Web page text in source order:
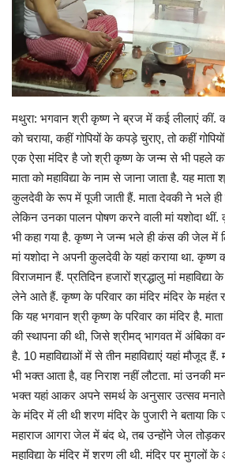
अजब गज़ब
टीवी
मथुरा: भगवान श्री कृष्ण ने ब्रज में कई लीलाएं कीं.
को चराया, कहीं गोपियों के कपड़े चुराए, तो कहीं
एक ऐसा मंदिर है जो श्री कृष्ण के जन्म से भी पहले
माता को महाविद्या के नाम से जाना जाता है. यह माता
कुलदेवी के रूप में पूजी जाती हैं. माता देवकी ने भले ही
लेकिन उनका पालन पोषण करने वाली मां यशोदा थीं.
भी कहा गया है. कृष्ण ने जन्म भले ही कंस की जेल में
मां यशोदा ने अपनी कुलदेवी के यहां कराया था.
विराजमान हैं. प्रतिदिन हजारों श्रद्धालु मां
लेने आते हैं. कृष्ण के परिवार का मंदिर मंदिर के महंत
कि यह भगवान श्री कृष्ण के परिवार का मंदिर है.
की स्थापना की थी, जिसे श्रीमद् भागवत में अंबिका
है. 10 महाविद्याओं में से तीन महाविद्याएं यहां मौजूद हैं.
भी भक्त आता है, वह निराश नहीं लौटता. मां उनकी
भक्त यहां आकर अपने समर्थ के अनुसार उत्सव मनाते
के मंदिर में ली थी शरण मंदिर के पुजारी ने बताया कि
महाराज आगरा जेल में बंद थे, तब उन्होंने जेल
महाविद्या के मंदिर में शरण ली थी. मंदिर पर मुगलों